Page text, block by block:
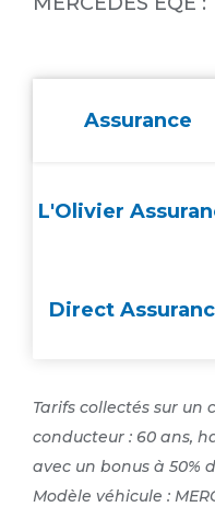
Assurance
L'Olivier
Direct
Tarifs collectés sur
conducteur : 60 ans,
avec un bonus à 50%
Modèle véhicule :